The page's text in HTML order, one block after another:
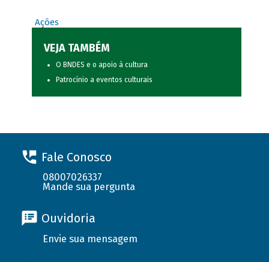
Ações
VEJA TAMBÉM
O BNDES e o apoio à cultura
Patrocínio a eventos culturais
Fale Conosco
08007026337
Mande sua pergunta
Ouvidoria
Envie sua mensagem